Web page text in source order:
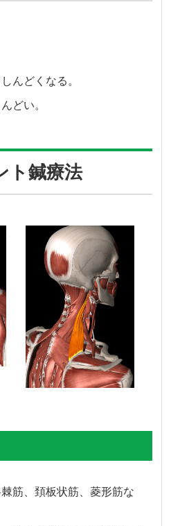
んどくなる。
どい。
ト鍼療法
筋、頚板状筋、菱形筋な